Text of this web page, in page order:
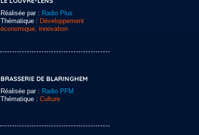
Réalisée par : Radio Plus
Thématique : Développement
économique, innovation
BRASSERIE DE BLARINGHEM
Réalisée par : Radio PFM
Thématique : Culture